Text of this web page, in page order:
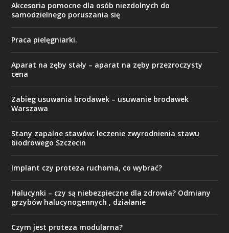
Akcesoria pomocne dla osób niezdolnych do
samodzielnego poruszania się
Praca pielęgniarki.
Aparat na zęby stały – aparat na zęby przezroczysty
cena
Zabieg usuwania brodawek – usuwanie brodawek
Warszawa
Stany zapalne stawów: leczenie zwyrodnienia stawu
biodrowego Szczecin
Implant czy proteza ruchoma, co wybrać?
Halucynki – czy są niebezpieczne dla zdrowia? Odmiany
grzybów halucynogennych , działanie
Czym jest proteza modularna?